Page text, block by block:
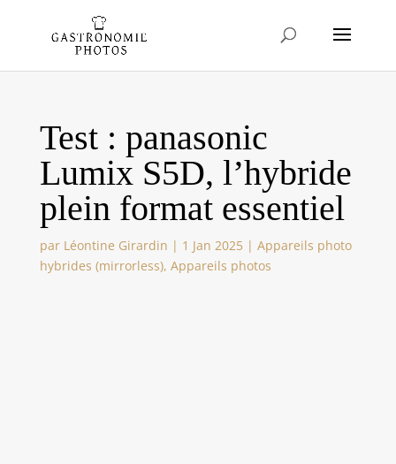
Test : panasonic
Lumix S5D, l’hybride
plein format essentiel
par Léontine Girardin | 1 Jan 2025| Appareils photo
hybrides (mirrorless), Appareils photos